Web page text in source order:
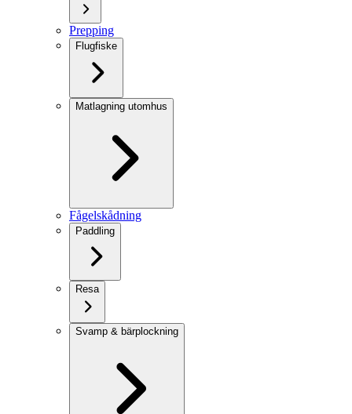
Prepping
Flugfiske
Matlagning utomhus
Fågelskådning
Paddling
Resa
Svamp & bärplockning